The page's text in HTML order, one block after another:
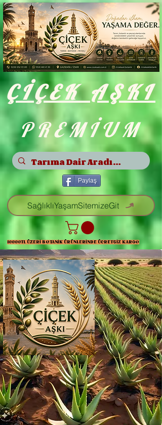
ÇİÇEK AŞKI
PREMİUM
SağlıklıYaşamSitemizeGit
10000TL ÜZERİ BOTANİK ÜRÜNLERİNDE ÜCRETSİZ KARGO
Paylaş